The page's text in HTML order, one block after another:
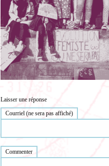
Laisser une réponse
Courriel (ne sera pas affiché)
Commenter